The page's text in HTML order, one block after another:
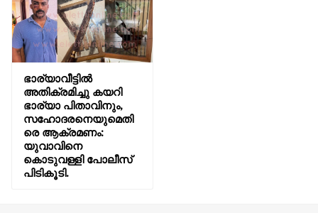
ഭാര്യാവീട്ടിൽ
അതിക്രമിച്ചു കയറി
ഭാര്യാ പിതാവിനും,
സഹോദരനെയുമെതി
രെ ആക്രമണം:
യുവാവിനെ
കൊടുവള്ളി പോലീസ്
പിടികൂടി.